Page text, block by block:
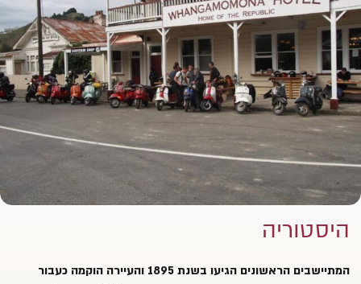
היסטוריה
המתיישבים הראשונים הגיעו בשנת 1895 והעיירה הוקמה כעבור